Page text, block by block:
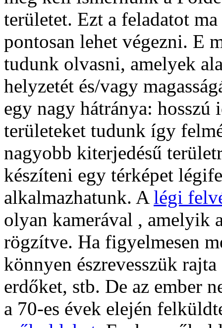
területet. Ezt a feladatot
pontosan lehet végezni. E
tudunk olvasni, amelyek
helyzetét és/vagy
egy nagy hátránya:
területeket tudunk így
nagyobb kiterjedésű
készíteni egy térképet
alkalmazhatunk. A légi
olyan kamerával , amelyik
rögzítve. Ha figyelmesen
könnyen észrevesszük
erdőket, stb. De az ember
a 70-es évek elején